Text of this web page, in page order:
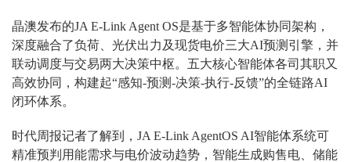
晶澳发布的JA E-Link Agent OS是基于多智能体协同架构，
深度融合了负荷、光伏出力及现货电价三大AI预测引擎，并
联动调度与交易两大决策中枢。五大核心智能体各司其职又
高效协同，构建起“感知-预测-决策-执行-反馈”的全链路AI
闭环体系。
时代周报记者了解到，JA E-Link AgentOS AI智能体系统可
精准预判用能需求与电价波动趋势，智能生成购售电、储能